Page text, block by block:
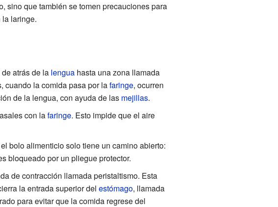
sino que también se tomen precauciones para
laringe.
atrás de la lenguahasta una zona llamada
cuando la comida pasa por lafaringe, ocurren
de la lengua, con ayuda de las mejillas.
con lafaringe. Esto impide que el aire
bolo alimenticio solo tiene un camino abierto:
bloqueado por un pliegue protector.
de contracción llamada peristaltismo. Esta
la entrada superior del estómago, llamada
para evitar que la comida regrese del